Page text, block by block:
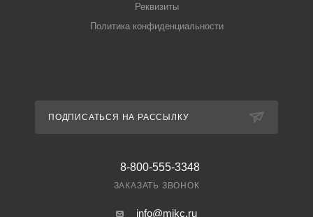
Реквизиты
Политика конфиденциальности
ПОДПИСАТЬСЯ НА РАССЫЛКУ
8-800-555-3348
ЗАКАЗАТЬ ЗВОНОК
info@mikc.ru